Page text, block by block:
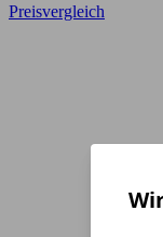
Preisvergleich